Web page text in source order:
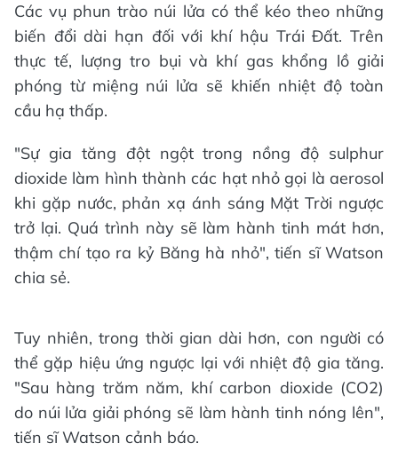
Các vụ phun trào núi lửa có thể kéo theo những
biến đổi dài hạn đối với khí hậu Trái Đất. Trên
thực tế, lượng tro bụi và khí gas khổng lồ giải
phóng từ miệng núi lửa sẽ khiến nhiệt độ toàn
cầu hạ thấp.
"Sự gia tăng đột ngột trong nồng độ sulphur
dioxide làm hình thành các hạt nhỏ gọi là aerosol
khi gặp nước, phản xạ ánh sáng Mặt Trời ngược
trở lại. Quá trình này sẽ làm hành tinh mát hơn,
thậm chí tạo ra kỷ Băng hà nhỏ", tiến sĩ Watson
chia sẻ.
Tuy nhiên, trong thời gian dài hơn, con người có
thể gặp hiệu ứng ngược lại với nhiệt độ gia tăng.
"Sau hàng trăm năm, khí carbon dioxide (CO2)
do núi lửa giải phóng sẽ làm hành tinh nóng lên",
tiến sĩ Watson cảnh báo.